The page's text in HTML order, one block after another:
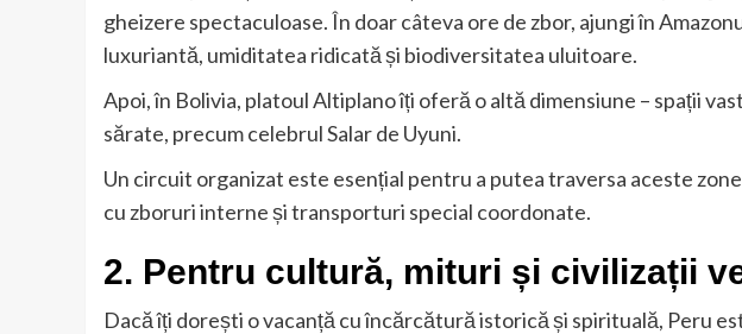
gheizere spectaculoase. În doar câteva ore de zbor, ajungi în
luxuriantă, umiditatea ridicată și biodiversitatea uluitoare.
Apoi, în Bolivia, platoul Altiplano îți oferă o altă dimensiune – spații
sărate, precum celebrul Salar de Uyuni.
Un circuit organizat este esențial pentru a putea traversa aceste
cu zboruri interne și transporturi special coordonate.
2. Pentru cultură, mituri și civilizații
Dacă îți dorești o vacanță cu încărcătură istorică și spirituală, Peru